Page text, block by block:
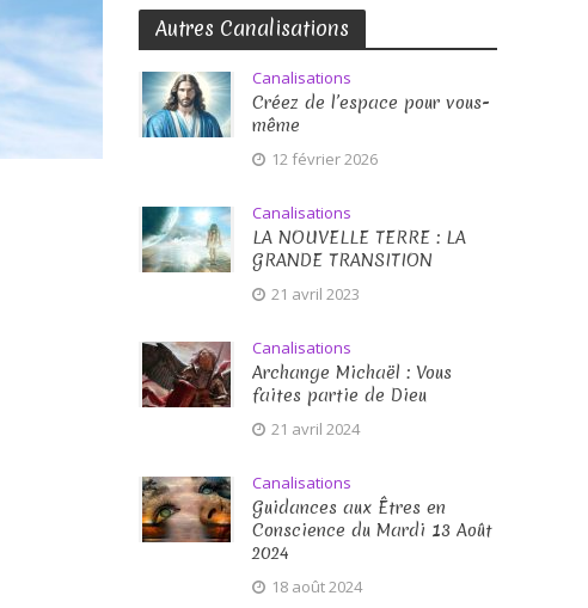
Autres Canalisations
Canalisations
Créez de l’espace pour vous-
même
12 février 2026
Canalisations
LA NOUVELLE TERRE : LA
GRANDE TRANSITION
21 avril 2023
Canalisations
Archange Michaël : Vous
faites partie de Dieu
21 avril 2024
Canalisations
Guidances aux Êtres en
Conscience du Mardi 13 Août
2024
18 août 2024